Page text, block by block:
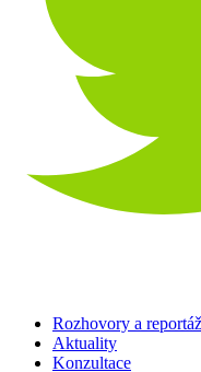
Rozhovory a
Aktuality
Konzultace